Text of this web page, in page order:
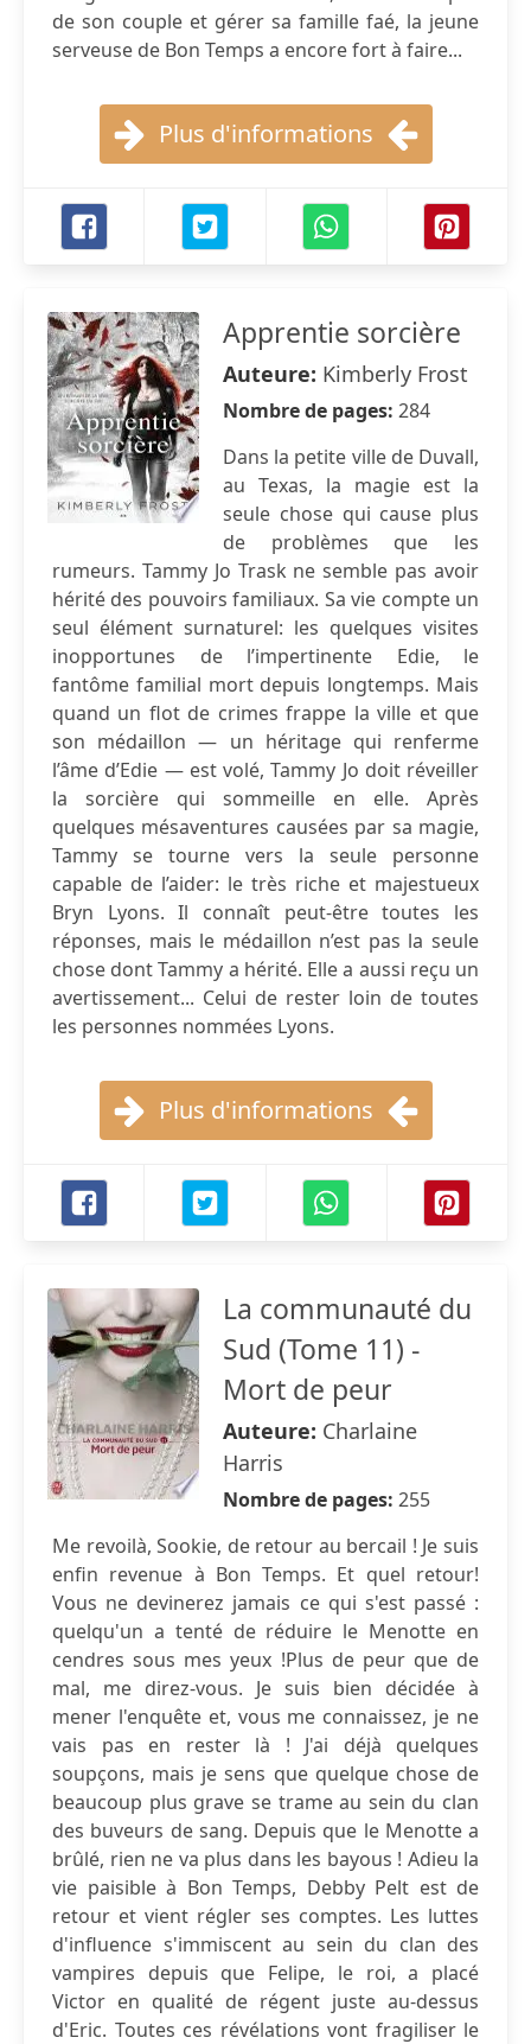
de son couple et gérer sa famille faé, la jeune
serveuse de Bon Temps a encore fort à faire...
Plus d'informations
Apprentie sorcière
Auteure: Kimberly Frost
Nombre de pages: 284
Dans la petite ville de Duvall,
au Texas, la magie est la
seule chose qui cause plus
de problèmes que les
rumeurs. Tammy Jo Trask ne semble pas avoir
hérité des pouvoirs familiaux. Sa vie compte un
seul élément surnaturel: les quelques visites
inopportunes de l’impertinente Edie, le
fantôme familial mort depuis longtemps. Mais
quand un flot de crimes frappe la ville et que
son médaillon — un héritage qui renferme
l’âme d’Edie — est volé, Tammy Jo doit réveiller
la sorcière qui sommeille en elle. Après
quelques mésaventures causées par sa magie,
Tammy se tourne vers la seule personne
capable de l’aider: le très riche et majestueux
Bryn Lyons. Il connaît peut-être toutes les
réponses, mais le médaillon n’est pas la seule
chose dont Tammy a hérité. Elle a aussi reçu un
avertissement... Celui de rester loin de toutes
les personnes nommées Lyons.
Plus d'informations
La communauté du
Sud (Tome 11) -
Mort de peur
Auteure: Charlaine
Harris
Nombre de pages: 255
Me revoilà, Sookie, de retour au bercail ! Je suis
enfin revenue à Bon Temps. Et quel retour!
Vous ne devinerez jamais ce qui s'est passé :
quelqu'un a tenté de réduire le Menotte en
cendres sous mes yeux !Plus de peur que de
mal, me direz-vous. Je suis bien décidée à
mener l'enquête et, vous me connaissez, je ne
vais pas en rester là ! J'ai déjà quelques
soupçons, mais je sens que quelque chose de
beaucoup plus grave se trame au sein du clan
des buveurs de sang. Depuis que le Menotte a
brûlé, rien ne va plus dans les bayous ! Adieu la
vie paisible à Bon Temps, Debby Pelt est de
retour et vient régler ses comptes. Les luttes
d'influence s'immiscent au sein du clan des
vampires depuis que Felipe, le roi, a placé
Victor en qualité de régent juste au-dessus
d'Eric. Toutes ces révélations vont fragiliser le